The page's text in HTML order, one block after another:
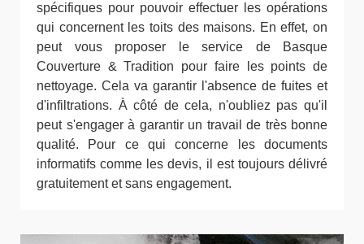
spécifiques pour pouvoir effectuer les opérations
qui concernent les toits des maisons. En effet, on
peut vous proposer le service de Basque
Couverture & Tradition pour faire les points de
nettoyage. Cela va garantir l'absence de fuites et
d'infiltrations. À côté de cela, n'oubliez pas qu'il
peut s'engager à garantir un travail de très bonne
qualité. Pour ce qui concerne les documents
informatifs comme les devis, il est toujours délivré
gratuitement et sans engagement.